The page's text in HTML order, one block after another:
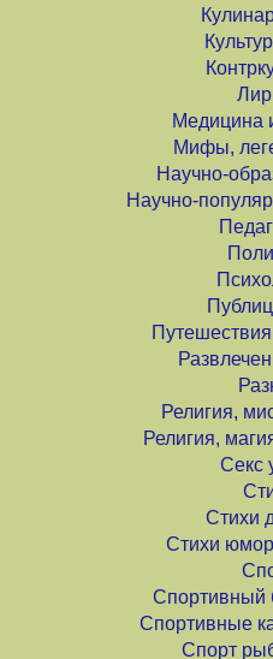
Медицина
Мифы,
Научно-
Научно-
Религия,
Религия,
Секс
Стихи
Стихи
Спортивный
Спортивные
Спорт